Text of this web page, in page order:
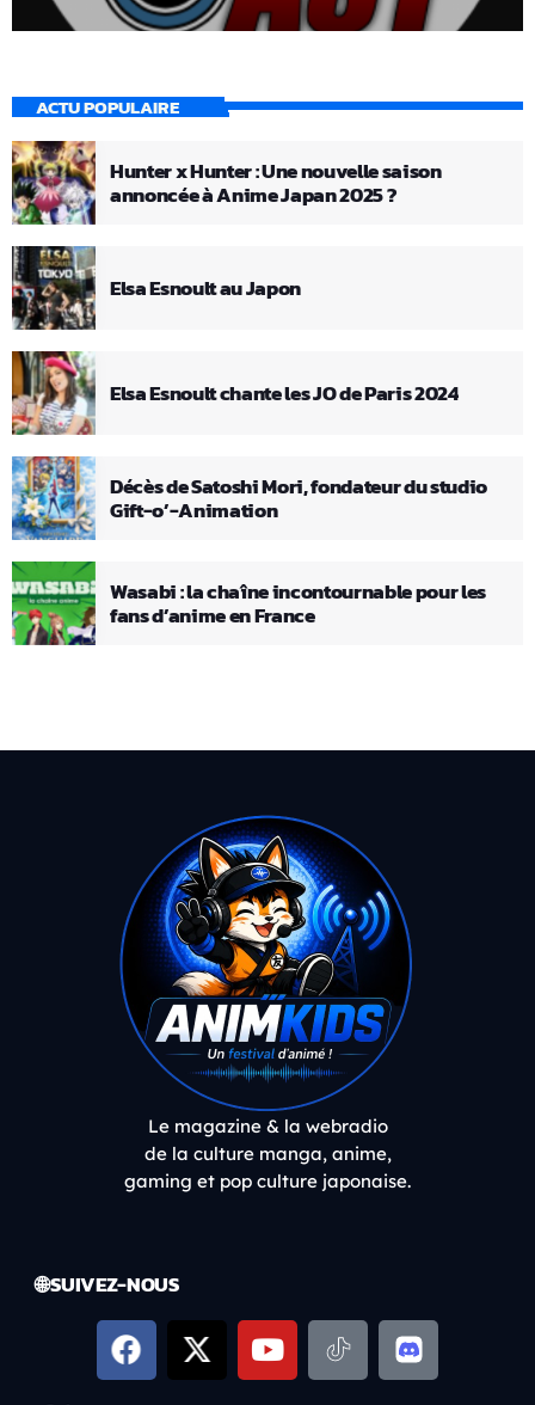
ACTU POPULAIRE
Hunter x Hunter : Une nouvelle saison
annoncée à Anime Japan 2025 ?
Elsa Esnoult au Japon
Elsa Esnoult chante les JO de Paris 2024
Décès de Satoshi Mori, fondateur du studio
Gift-o’-Animation
Wasabi : la chaîne incontournable pour les
fans d’anime en France
Le magazine & la webradio
de la culture manga, anime,
gaming et pop culture japonaise.
🌐 SUIVEZ-NOUS